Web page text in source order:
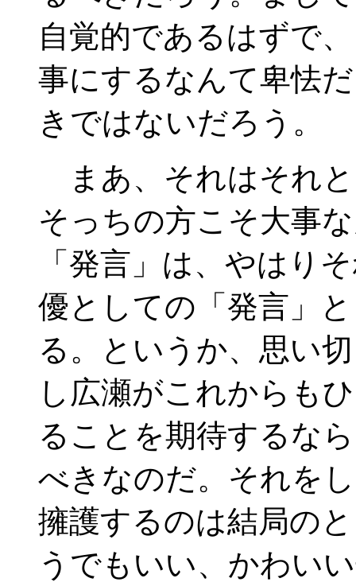
自覚的であるはずで
事にするなんて卑怯
きではないだろう。
まあ、それはそれ
そっちの方こそ大事
「発言」は、やはり
優としての「発言」
る。というか、思い
し広瀬がこれからも
ることを期待するな
べきなのだ。それを
擁護するのは結局の
うでもいい、かわい